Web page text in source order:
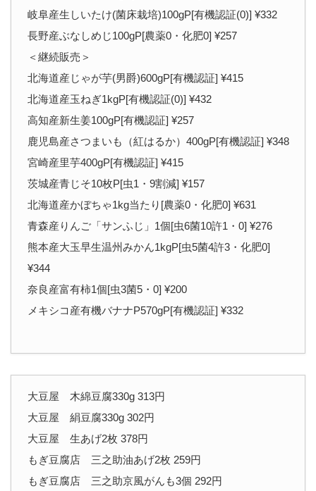
岐阜産生しいたけ(菌床栽培)100gP[有機認証(0)] ¥332
長野産ぶなしめじ100gP[農薬0・化肥0] ¥257
＜継続販売＞
北海道産じゃが芋(男爵)600gP[有機認証] ¥415
北海道産玉ねぎ1kgP[有機認証(0)] ¥432
高知産新生姜100gP[有機認証] ¥257
鹿児島産さつまいも（紅はるか）400gP[有機認証] ¥348
宮崎産里芋400gP[有機認証] ¥415
茨城産青じそ10枚P[虫1・9割減] ¥157
北海道産かぼちゃ1kg当たり[農薬0・化肥0] ¥631
青森産りんご「サンふじ」1個[虫6菌10許1・0] ¥276
熊本産大玉早生温州みかん1kgP[虫5菌4許3・化肥0]
¥344
奈良産富有柿1個[虫3菌5・0] ¥200
メキシコ産有機バナナP570gP[有機認証] ¥332
大豆屋 木綿豆腐330g 313円
大豆屋 絹豆腐330g 302円
大豆屋 生あげ2枚 378円
もぎ豆腐店 三之助油あげ2枚 259円
もぎ豆腐店 三之助京風がんも3個 292円